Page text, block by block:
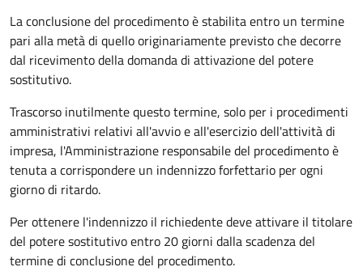
La conclusione del procedimento è stabilita entro un termine
pari alla metà di quello originariamente previsto che decorre
dal ricevimento della domanda di attivazione del potere
sostitutivo.
Trascorso inutilmente questo termine, solo per i procedimenti
amministrativi relativi all'avvio e all'esercizio dell'attività di
impresa, l'Amministrazione responsabile del procedimento è
tenuta a corrispondere un indennizzo forfettario per ogni
giorno di ritardo.
Per ottenere l'indennizzo il richiedente deve attivare il titolare
del potere sostitutivo entro 20 giorni dalla scadenza del
termine di conclusione del procedimento.